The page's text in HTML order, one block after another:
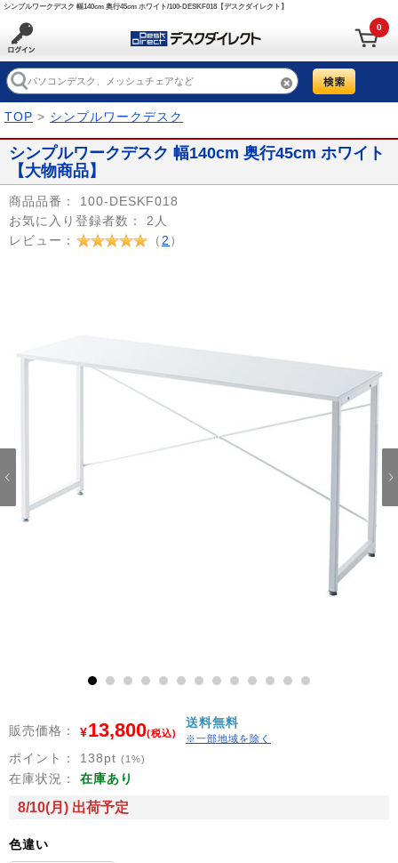
シンプルワークデスク 幅140cm 奥行45cm ホワイト/100-DESKF018【デスクダイレクト】
0
TOP > シンプルワークデスク
シンプルワークデスク 幅140cm 奥行45cm ホワイト
【大物商品】
商品品番：
100-DESKF018
お気に入り登録者数：
2人
レビュー：
（ 2 ）
10 11 12
販売価格： ¥13,800(税込)
送料無料
※一部地域を除く
ポイント： 138pt (1%)
在庫状況： 在庫あり
8/10(月) 出荷予定
色違い